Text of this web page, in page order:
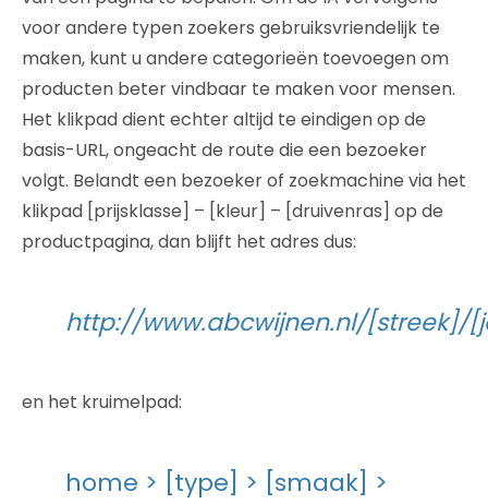
voor andere typen zoekers gebruiksvriendelijk te
maken, kunt u andere categorieën toevoegen om
producten beter vindbaar te maken voor mensen.
Het klikpad dient echter altijd te eindigen op de
basis-URL, ongeacht de route die een bezoeker
volgt. Belandt een bezoeker of zoekmachine via het
klikpad [prijsklasse] – [kleur] – [druivenras] op de
productpagina, dan blijft het adres dus:
http://www.abcwijnen.nl/
en het kruimelpad:
home > [type] > [smaak] >